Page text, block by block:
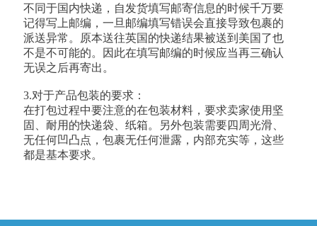
不同于国内快递，自发货填写邮寄信息的时候千万要
记得写上邮编，一旦邮编填写错误会直接导致包裹的
派送异常。原本送往英国的快递结果被送到美国了也
不是不可能的。因此在填写邮编的时候应当再三确认
无误之后再寄出。
3.对于产品包装的要求：
在打包过程中要注意的在包装材料，要求卖家使用坚
固、耐用的快递袋、纸箱。另外包装需要四周光滑、
无任何凹凸点，包裹无任何泄露，内部充实等，这些
都是基本要求。